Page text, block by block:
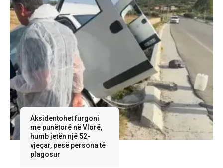
Aksidentohet furgoni
me punëtorë në Vlorë,
humb jetën një 52-
vjeçar, pesë persona të
plagosur